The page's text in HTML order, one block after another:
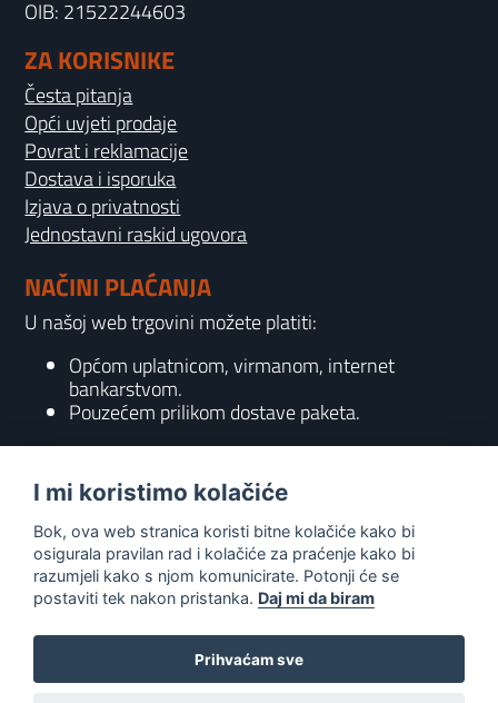
OIB: 21522244603
ZA KORISNIKE
Česta pitanja
Opći uvjeti prodaje
Povrat i reklamacije
Dostava i isporuka
Izjava o privatnosti
Jednostavni raskid ugovora
NAČINI PLAĆANJA
U našoj web trgovini možete platiti:
Općom uplatnicom, virmanom, internet
bankarstvom.
Pouzećem prilikom dostave paketa.
KONTAKT
info@gaming-shop-vranovic.hr
0
I mi koristimo kolačiće
Bok, ova web stranica koristi bitne kolačiće kako bi
osigurala pravilan rad i kolačiće za praćenje kako bi
razumjeli kako s njom komunicirate. Potonji će se
postaviti tek nakon pristanka. Daj mi da biram
Prihvaćam sve